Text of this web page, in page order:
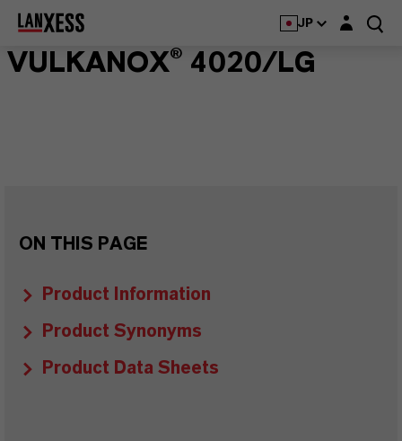
JP Login layer
VULKANOX® 4020/LG
ON THIS PAGE
Product Information
Product Synonyms
Product Data Sheets